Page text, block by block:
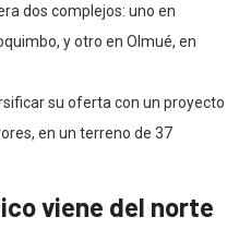
dos complejos: uno en
y otro en Olmué, en
su oferta con un proyecto
en un terreno de 37
viene del norte